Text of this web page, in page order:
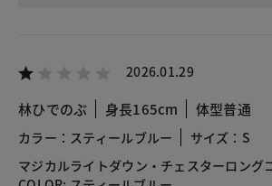
2026.01.29
林ひでのぶ 身長165cm 体型普通
カラー：スティールブルー
サイズ：S
マジカルライトダウン・チェスターロング